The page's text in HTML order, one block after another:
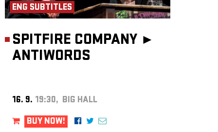
ENG SUBTITLES
SPITFIRE COMPANY ►
ANTIWORDS
16. 9. 19:30, BIG HALL
BUY NOW!